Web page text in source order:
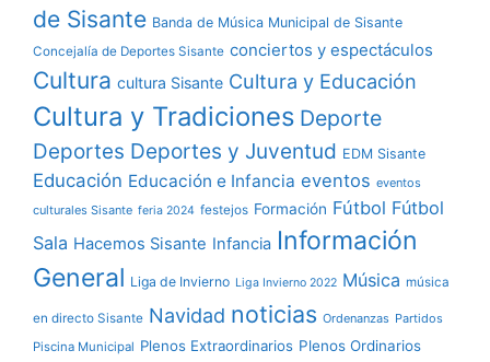
de Sisante Banda de Música Municipal de Sisante
Concejalía de Deportes Sisante conciertos y espectáculos
Cultura cultura Sisante Cultura y Educación
Cultura y Tradiciones Deporte
Deportes Deportes y Juventud EDM Sisante
Educación Educación e Infancia eventos eventos
culturales Sisante feria 2024 festejos Formación Fútbol Fútbol
Sala Hacemos Sisante Infancia Información
General Liga de Invierno Liga Invierno 2022 Música música
en directo Sisante Navidad noticias Ordenanzas Partidos
Piscina Municipal Plenos Extraordinarios Plenos Ordinarios